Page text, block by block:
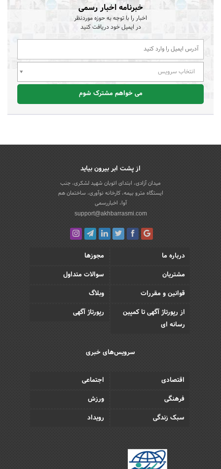
خبرنامه اخبار رسمی
اخبار را با توجه به حوزه موردنظر
در ایمیل خود دریافت کنید
انتخاب سرویس
می خواهم مشترک شوم
از پشت ابر بیرون بیاید
میدان آزادی، ابتدای اتوبان شهید لشکری، جنب
ایستگاه مترو بیمه، کارخانه نوآوری، ساختمان هم
آوا، اخباررسمی
support@akhbarrasmi.com
درباره ما
مجوزها
مشتریان
سوالات متداول
قوانین و مقررات
وبلاگ
از رپورتاژ آگهی تا کمپین
رسانه ای
رپورتاژ آگهی
سرویس‌های خبری
اقتصادی
اجتماعی
فرهنگی
ورزش
سبک زندگی
رویداد